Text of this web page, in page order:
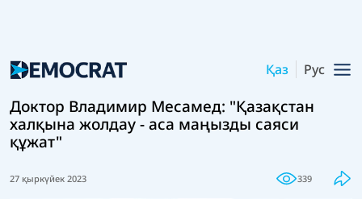
Қаз Рус
Доктор Владимир Месамед: "Қазақстан
халқына жолдау - аса маңызды саяси
құжат"
27 қыркүйек 2023 339